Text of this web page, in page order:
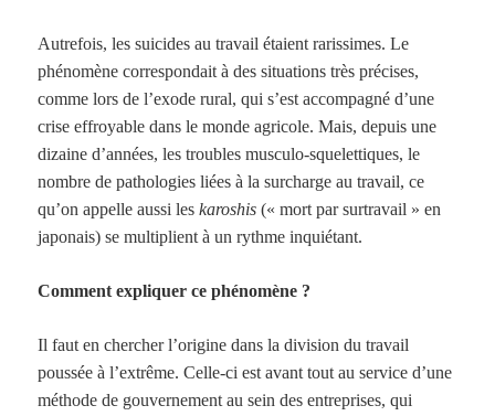
Autrefois, les suicides au travail étaient rarissimes. Le
phénomène correspondait à des situations très précises,
comme lors de l’exode rural, qui s’est accompagné d’une
crise effroyable dans le monde agricole. Mais, depuis une
dizaine d’années, les troubles musculo-squelettiques, le
nombre de pathologies liées à la surcharge au travail, ce
qu’on appelle aussi leskaroshis (« mort par surtravail » en
japonais) se multiplient à un rythme inquiétant.
Comment expliquer ce phénomène ?
Il faut en chercher l’origine dans la division du travail
poussée à l’extrême. Celle-ci est avant tout au service d’une
méthode de gouvernement au sein des entreprises, qui